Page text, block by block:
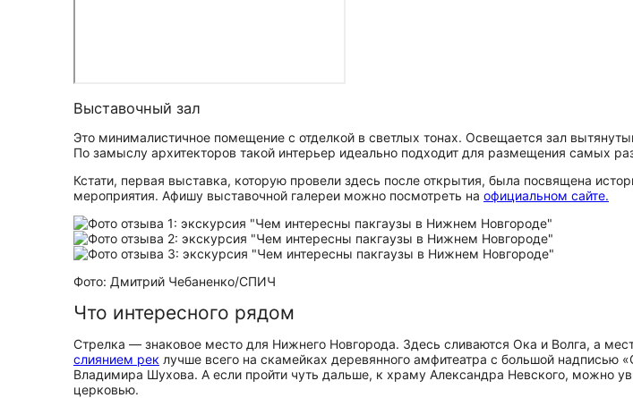
Выставочный зал
Это минималистичное помещение с отделкой в светлых тонах. Освещается зал
По замыслу архитекторов такой интерьер идеально подходит для размещения самых
Кстати, первая выставка, которую провели здесь после открытия, была посвящена
мероприятия. Афишу выставочной галереи можно посмотреть на официальном сайте.
Фото: Дмитрий Чебаненко/СПИЧ
Что интересного рядом
Стрелка — знаковое место для Нижнего Новгорода. Здесь сливаются Ока и Волга, а
слиянием рек лучше всего на скамейках деревянного амфитеатра с большой
Владимира Шухова. А если пройти чуть дальше, к храму Александра Невского, можно
церковью.